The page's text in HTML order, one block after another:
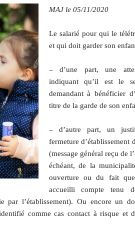
MAJ le 05/11/2020
Le salarié pour qui le
et qui doit garder son
– d’une part, une
indiquant qu’il est le
demandant à bénéficier
titre de la garde de son
– d’autre part, un
fermeture d’établissement
(message général reçu de
échéant, de la
ouverture ou du fait
accueilli compte tenu
par l’établissement). Ou encore un
comme cas contact à risque et